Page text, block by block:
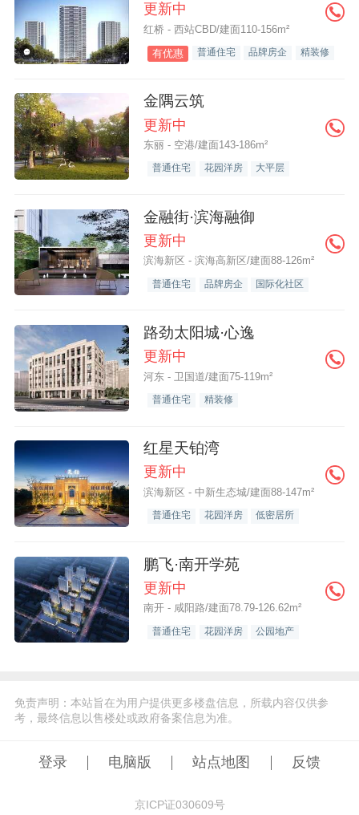
更新中
红桥 - 西站CBD/建面110-156m²
有优惠 普通住宅 品牌房企 精装修
金隅云筑
更新中
东丽 - 空港/建面143-186m²
普通住宅 花园洋房 大平层
金融街·滨海融御
更新中
滨海新区 - 滨海高新区/建面88-126m²
普通住宅 品牌房企 国际化社区
路劲太阳城·心逸
更新中
河东 - 卫国道/建面75-119m²
普通住宅 精装修
红星天铂湾
更新中
滨海新区 - 中新生态城/建面88-147m²
普通住宅 花园洋房 低密居所
鹏飞·南开学苑
更新中
南开 - 咸阳路/建面78.79-126.62m²
普通住宅 花园洋房 公园地产
免责声明：本站旨在为用户提供更多楼盘信息，所载内容仅供参
考，最终信息以售楼处或政府备案信息为准。
登录 电脑版 站点地图 反馈
京ICP证030609号